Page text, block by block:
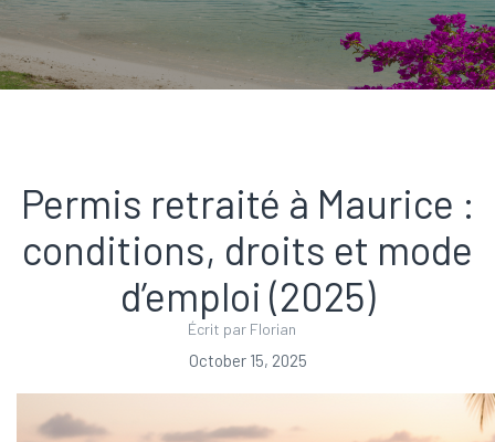
Permis retraité à Maurice :
conditions, droits et mode
d’emploi (2025)
Écrit par Florian
October 15, 2025